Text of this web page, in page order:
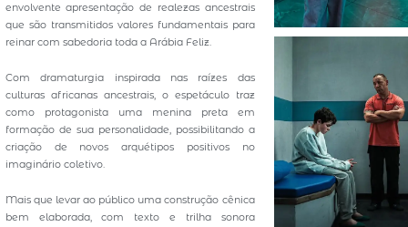
envolvente apresentação de realezas ancestrais
que são transmitidos valores fundamentais para
reinar com sabedoria toda a Arábia Feliz.
Com dramaturgia inspirada nas raízes das
culturas africanas ancestrais, o espetáculo traz
como protagonista uma menina preta em
formação de sua personalidade, possibilitando a
criação de novos arquétipos positivos no
imaginário coletivo.
Mais que levar ao público uma construção cênica
bem elaborada, com texto e trilha sonora